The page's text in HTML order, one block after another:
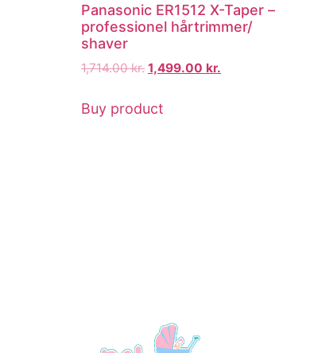
Panasonic ER1512 X-Taper –
professionel hårtrimmer/
shaver
1,714.00kr. 1,499.00 kr.
Buy product